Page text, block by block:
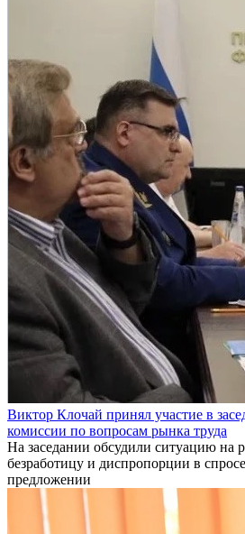
Виктор Клочай принял участие в
комиссии по вопросам рынка труда
На заседании обсудили ситуацию на
безработицу и диспропорции в
предложении